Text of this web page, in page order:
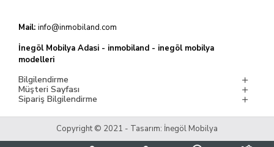
Mail: info@inmobiland.com
İnegöl Mobilya Adasi - inmobiland - inegöl mobilya
modelleri
Bilgilendirme
Müşteri Sayfası
Sipariş Bilgilendirme
Copyright © 2021 - Tasarım: İnegöl Mobilya